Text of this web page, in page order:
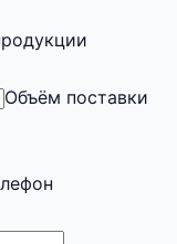
Объём поставки